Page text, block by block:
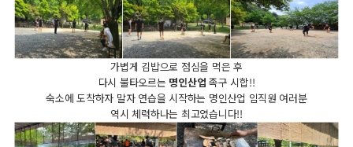
가볍게 김밥으로 점심을 먹은 후
다시 불타오르는 명인산업​족구 시합!!
숙소에 도착하자 말자 연습을 시작하는 명인산업 임직원 여러분
역시 체력하나는 최고였습니다!!